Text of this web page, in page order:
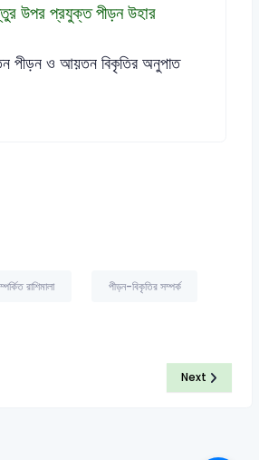
উপর প্রযুক্ত পীড়ন উহার
পীড়ন ও আয়তন বিকৃতির অনুপাত
রাশিমালা পীড়ন-বিকৃতির সম্পর্ক
Next